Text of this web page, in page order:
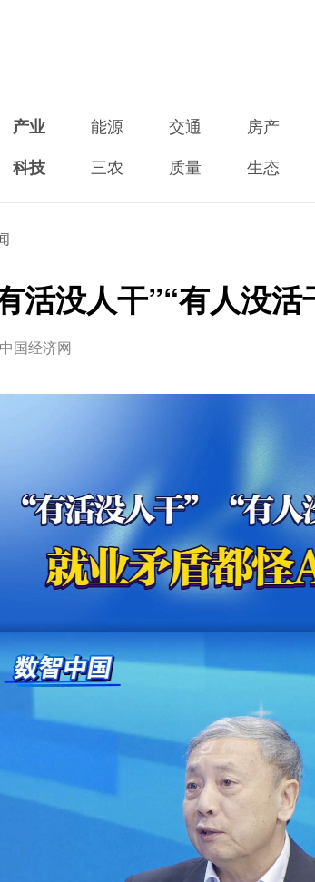
产业 能源 交通 房产
科技 三农 质量 生态
活没人干”“有人没
国经济网